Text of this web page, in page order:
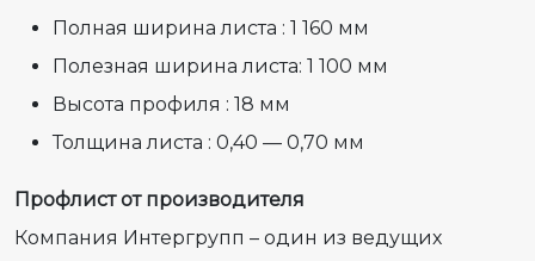
Полная ширина листа : 1 160 мм
Полезная ширина листа: 1 100 мм
Высота профиля : 18 мм
Толщина листа : 0,40 — 0,70 мм
Профлист от производителя
Компания Интергрупп – один из ведущих